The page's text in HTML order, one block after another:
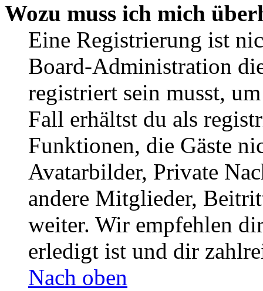
Wozu muss ich mich
Eine Registrierung ist
Board-Administration
registriert sein musst,
Fall erhältst du als
Funktionen, die Gäste
Avatarbilder, Private
andere Mitglieder,
weiter. Wir empfehlen
erledigt ist und dir
Nach oben